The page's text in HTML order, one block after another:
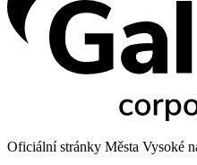
Oficiální stránky Města Vysoké